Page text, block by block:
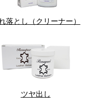
落とし（クリーナー）
ツヤ出し